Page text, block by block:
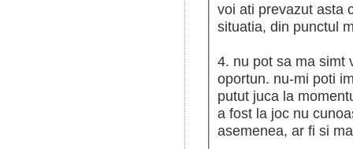
voi ati prevazut asta
situatia, din punctul
4. nu pot sa ma simt
oportun. nu-mi poti
putut juca la
a fost la joc nu
asemenea, ar fi si